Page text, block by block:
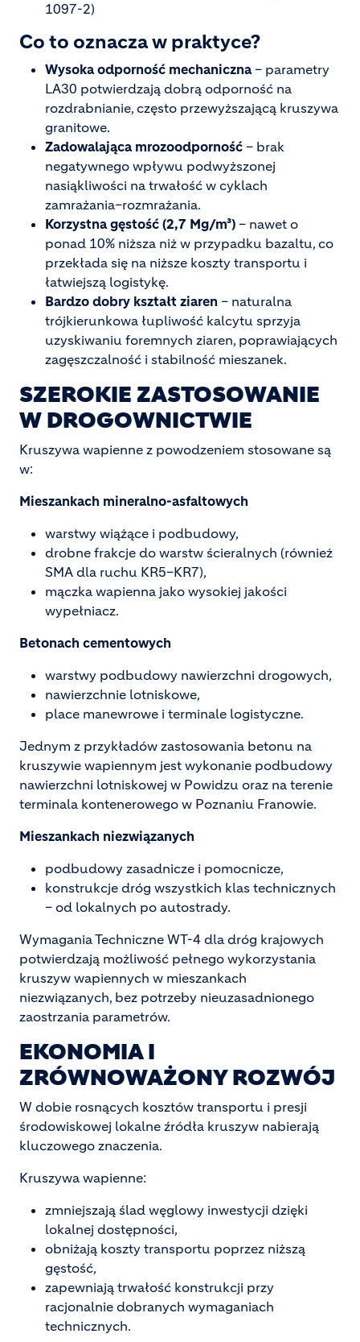
1097-2)
Co to oznacza w praktyce?
Wysoka odporność mechaniczna– parametry
LA30 potwierdzają dobrą odporność na
rozdrabnianie, często przewyższającą kruszywa
granitowe.
Zadowalająca mrozoodporność – brak
negatywnego wpływu podwyższonej
nasiąkliwości na trwałość w cyklach
zamrażania–rozmrażania.
Korzystna gęstość (2,7 Mg/m³) – nawet o
ponad 10% niższa niż w przypadku bazaltu, co
przekłada się na niższe koszty transportu i
łatwiejszą logistykę.
Bardzo dobry kształt ziaren – naturalna
trójkierunkowa łupliwość kalcytu sprzyja
uzyskiwaniu foremnych ziaren, poprawiających
zagęszczalność i stabilność mieszanek.
SZEROKIE ZASTOSOWANIE
W DROGOWNICTWIE
Kruszywa wapienne z powodzeniem stosowane są
w:
Mieszankach mineralno-asfaltowych
warstwy wiążące i podbudowy,
drobne frakcje do warstw ścieralnych (również
SMA dla ruchu KR5–KR7),
mączka wapienna jako wysokiej jakości
wypełniacz.
Betonach cementowych
warstwy podbudowy nawierzchni drogowych,
nawierzchnie lotniskowe,
place manewrowe i terminale logistyczne.
Jednym z przykładów zastosowania betonu na
kruszywie wapiennym jest wykonanie podbudowy
nawierzchni lotniskowej w Powidzu oraz na terenie
terminala kontenerowego w Poznaniu Franowie.
Mieszankach niezwiązanych
podbudowy zasadnicze i pomocnicze,
konstrukcje dróg wszystkich klas technicznych
– od lokalnych po autostrady.
Wymagania Techniczne WT-4 dla dróg krajowych
potwierdzają możliwość pełnego wykorzystania
kruszyw wapiennych w mieszankach
niezwiązanych, bez potrzeby nieuzasadnionego
zaostrzania parametrów.
EKONOMIA I
ZRÓWNOWAŻONY ROZWÓJ
W dobie rosnących kosztów transportu i presji
środowiskowej lokalne źródła kruszyw nabierają
kluczowego znaczenia.
Kruszywa wapienne:
zmniejszają ślad węglowy inwestycji dzięki
lokalnej dostępności,
obniżają koszty transportu poprzez niższą
gęstość,
zapewniają trwałość konstrukcji przy
racjonalnie dobranych wymaganiach
technicznych.